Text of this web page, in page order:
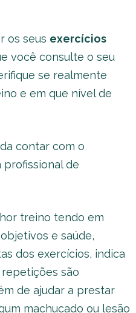
os seus exercícios
você consulte o seu
se realmente
e em que nível de
contar com o
de
treino tendo em
e saúde,
dos exercícios, indica
são
de ajudar a prestar
machucado ou lesão